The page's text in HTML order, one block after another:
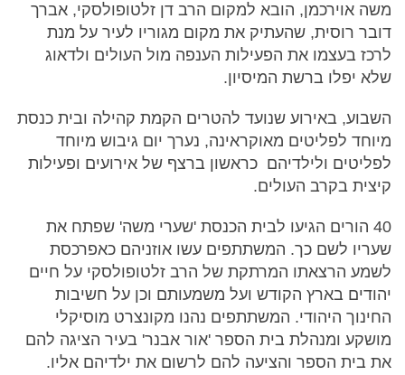
משה אוירכמן, הובא למקום הרב דן זלטופולסקי, אברך
דובר רוסית, שהעתיק את מקום מגוריו לעיר על מנת
לרכז בעצמו את הפעילות הענפה מול העולים ולדאוג
שלא יפלו ברשת המיסיון.
השבוע, באירוע שנועד להטרים הקמת קהילה ובית כנסת
מיוחד לפליטים מאוקראינה, נערך יום גיבוש מיוחד
לפליטים ולילדיהם כראשון ברצף של אירועים ופעילות
קיצית בקרב העולים.
40 הורים הגיעו לבית הכנסת 'שערי משה' שפתח את
שעריו לשם כך. המשתתפים עשו אוזניהם כאפרכסת
לשמע הרצאתו המרתקת של הרב זלטופולסקי על חיים
יהודים בארץ הקודש ועל משמעותם וכן על חשיבות
החינוך היהודי. המשתתפים נהנו מקונצרט מוסיקלי
מושקע ומנהלת בית הספר 'אור אבנר' בעיר הציגה להם
את בית הספר והציעה להם לרשום את ילדיהם אליו.